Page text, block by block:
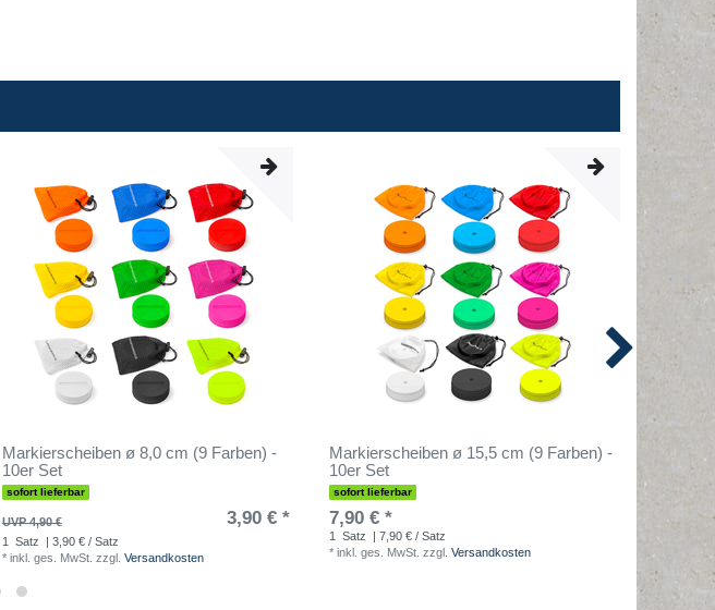
Markierscheiben ø 8,0 cm (9 Farben) -
10er Set
sofort lieferbar
UVP 4,90 € 3,90 € *
1 Satz
| 3,90 € / Satz
* inkl. ges. MwSt. zzgl. Versandkosten
Markierscheiben ø 15,5 cm (9 Farben) -
10er Set
sofort lieferbar
7,90 € *
1 Satz
| 7,90 € / Satz
* inkl. ges. MwSt. zzgl. Versandkosten
10er Set
sofort
9,90 €